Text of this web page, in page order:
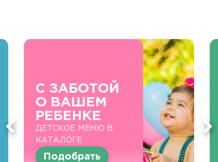
С ЗАБОТОЙ
О ВАШЕМ
РЕБЕНКЕ
ДЕТСКОЕ МЕНЮ В
КАТАЛОГЕ
Подобрать